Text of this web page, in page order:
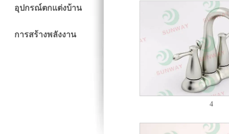
อุปกรณ์ตกแต่งบ้าน
การสร้างพลังงาน
4